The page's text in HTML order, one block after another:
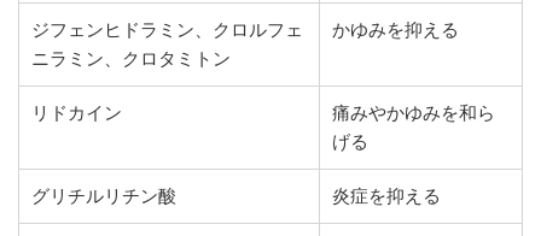
ジフェンヒドラミン、クロルフェ
ニラミン、クロタミトン
かゆみを抑える
リドカイン
痛みやかゆみを和ら
げる
グリチルリチン酸 炎症を抑える